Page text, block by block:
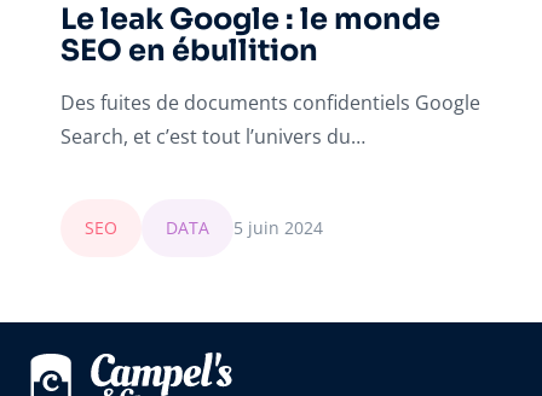
Le leak Google : le monde
SEO en ébullition
Des fuites de documents confidentiels Google
Search, et c’est tout l’univers du…
SEO DATA 5 juin 2024